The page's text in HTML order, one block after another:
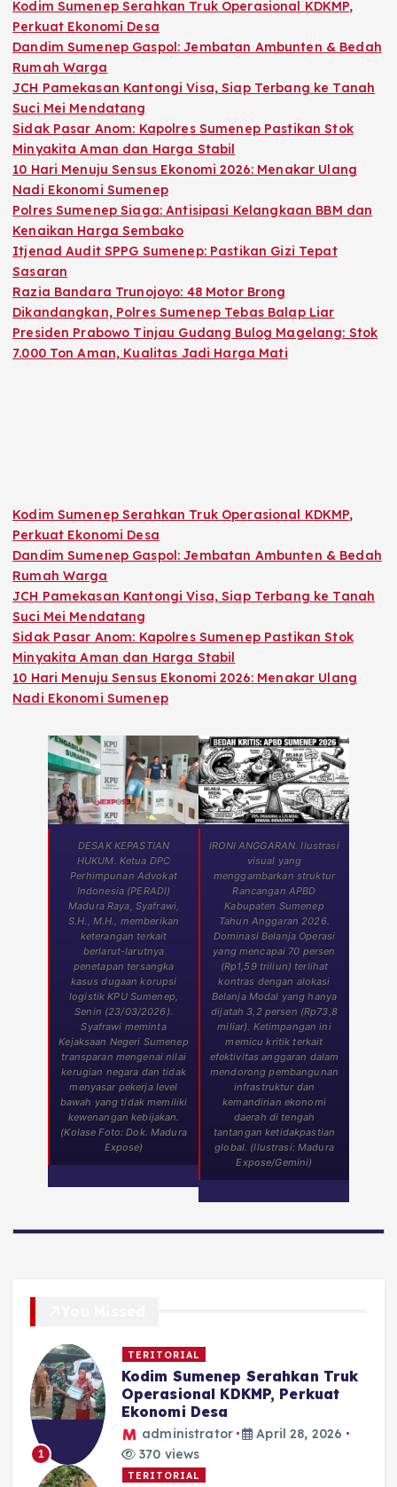
Kodim Sumenep Serahkan Truk Operasional KDKMP,
Perkuat Ekonomi Desa
Dandim Sumenep Gaspol: Jembatan Ambunten & Bedah
Rumah Warga
JCH Pamekasan Kantongi Visa, Siap Terbang ke Tanah
Suci Mei Mendatang
Sidak Pasar Anom: Kapolres Sumenep Pastikan Stok
Minyakita Aman dan Harga Stabil
10 Hari Menuju Sensus Ekonomi 2026: Menakar Ulang
Nadi Ekonomi Sumenep
Polres Sumenep Siaga: Antisipasi Kelangkaan BBM dan
Kenaikan Harga Sembako
Itjenad Audit SPPG Sumenep: Pastikan Gizi Tepat
Sasaran
Razia Bandara Trunojoyo: 48 Motor Brong
Dikandangkan, Polres Sumenep Tebas Balap Liar
Presiden Prabowo Tinjau Gudang Bulog Magelang: Stok
7.000 Ton Aman, Kualitas Jadi Harga Mati
Kodim Sumenep Serahkan Truk Operasional KDKMP,
Perkuat Ekonomi Desa
Dandim Sumenep Gaspol: Jembatan Ambunten & Bedah
Rumah Warga
JCH Pamekasan Kantongi Visa, Siap Terbang ke Tanah
Suci Mei Mendatang
Sidak Pasar Anom: Kapolres Sumenep Pastikan Stok
Minyakita Aman dan Harga Stabil
10 Hari Menuju Sensus Ekonomi 2026: Menakar Ulang
Nadi Ekonomi Sumenep
DESAK KEPASTIAN
HUKUM. Ketua DPC
Perhimpunan Advokat
Indonesia (PERADI)
Madura Raya, Syafrawi,
S.H., M.H., memberikan
keterangan terkait
berlarut-larutnya
penetapan tersangka
kasus dugaan korupsi
logistik KPU Sumenep,
Senin (23/03/2026).
Syafrawi meminta
Kejaksaan Negeri Sumenep
transparan mengenai nilai
kerugian negara dan tidak
menyasar pekerja level
bawah yang tidak memiliki
kewenangan kebijakan.
(Kolase Foto: Dok. Madura
Expose)
IRONI ANGGARAN. Ilustrasi
visual yang
menggambarkan struktur
Rancangan APBD
Kabupaten Sumenep
Tahun Anggaran 2026.
Dominasi Belanja Operasi
yang mencapai 70 persen
(Rp1,59 triliun) terlihat
kontras dengan alokasi
Belanja Modal yang hanya
dijatah 3,2 persen (Rp73,8
miliar). Ketimpangan ini
memicu kritik terkait
efektivitas anggaran dalam
mendorong pembangunan
infrastruktur dan
kemandirian ekonomi
daerah di tengah
tantangan ketidakpastian
global. (Ilustrasi: Madura
Expose/Gemini)
1
TERITORIAL
Kodim Sumenep Serahkan Truk
Operasional KDKMP, Perkuat
Ekonomi Desa
administrator
April 28, 2026
370 views
TERITORIAL